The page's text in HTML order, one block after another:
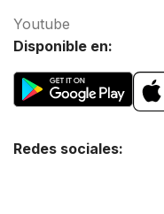
Youtube
Disponible en:
Redes sociales: